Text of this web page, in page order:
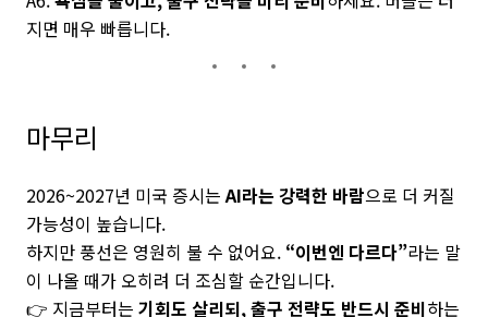
지면 매우 빠릅니다.
마무리
2026~2027년 미국 증시는AI라는 강력한 바람으로 더 커질
가능성이 높습니다.
하지만 풍선은 영원히 불 수 없어요. “이번엔 다르다”라는 말
이 나올 때가 오히려 더 조심할 순간입니다.
👉 지금부터는 기회도 살리되, 출구 전략도 반드시 준비하는